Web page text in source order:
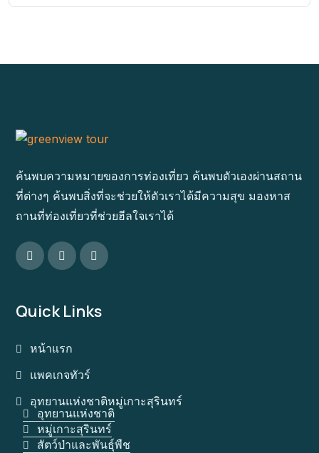
ค้นพบความหมายของการท่องเที่ยว ค้นพบตัวเองผ่านสถาน
ที่ต่างๆ ค้นพบสิ่งที่จะช่วยให้ตัวเราได้มีความสุข มองหาส
ถานที่ท่องเที่ยวที่ช่วยฮีลใจเราได้
Quick Links
หน้าแรก
แพคเกจทัวร์
อุทยานแห่งชาติหมู่เกาะสุรินทร์
อุทยานแห่งชาติ
หมู่เกาะสุรินทร์
สัตว์ป่าและพันธุ์พืช